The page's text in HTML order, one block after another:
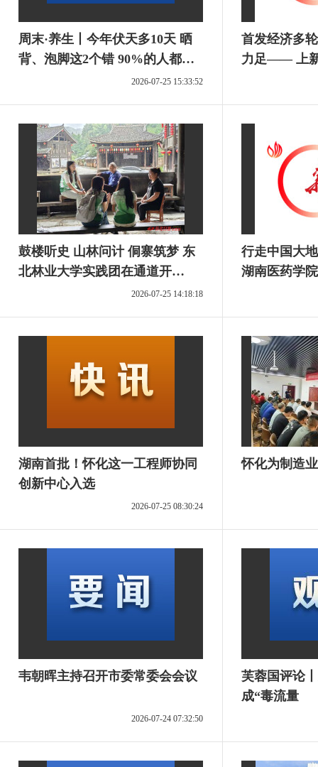
周末·养生丨今年伏天多10天 晒
背、泡脚这2个错 90%的人都在
2026-07-25 15:33:52
首发经济多
力足—— 上
鼓楼听史 山林问计 侗寨筑梦 东
北林业大学实践团在通道开
展“三下乡”社会实践2026-07-25 14:18:18
行走中国大
湖南医药学
湖南首批！怀化这一工程师协同
创新中心入选
2026-07-25 08:30:24
怀化为制造
韦朝晖主持召开市委常委会会议
2026-07-24 07:32:50
芙蓉国评论
成“毒流量